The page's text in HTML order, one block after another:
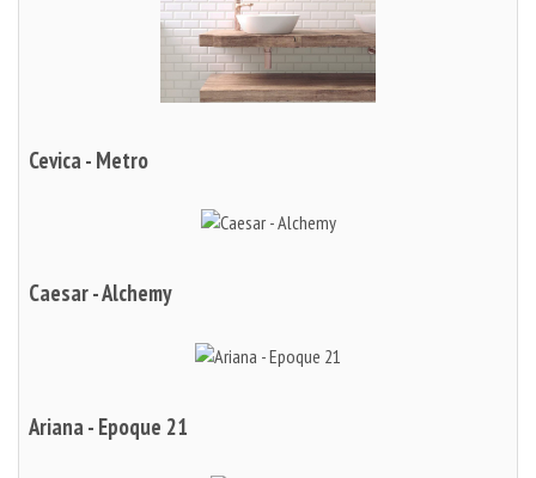
Cevica - Metro
Caesar - Alchemy
Ariana - Epoque 21